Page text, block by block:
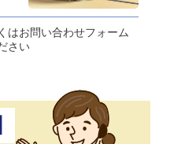
はお問い合わせフォーム
さい